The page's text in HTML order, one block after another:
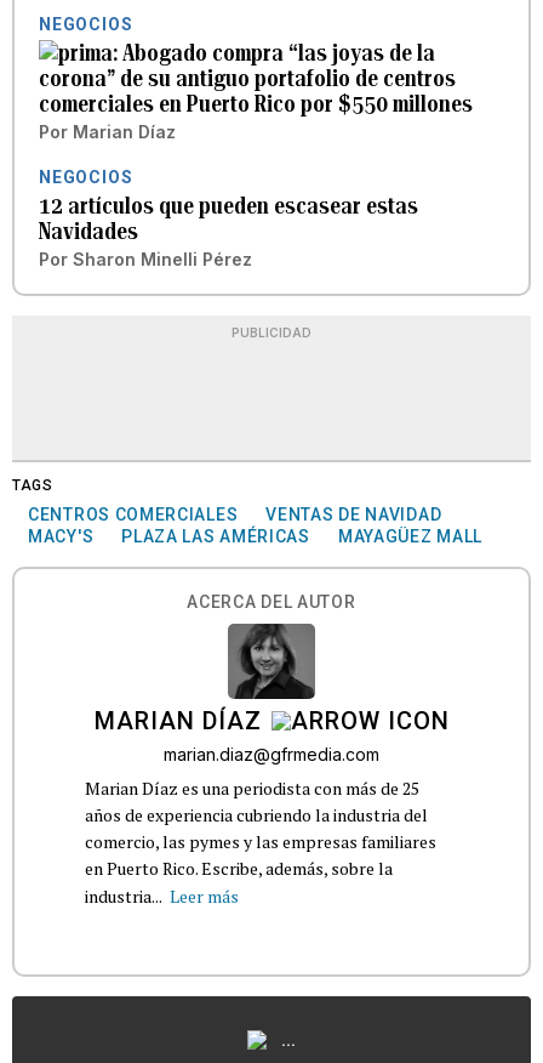
NEGOCIOS
Abogado compra “las joyas de la
corona” de su antiguo portafolio de centros
comerciales en Puerto Rico por $550 millones
Por Marian Díaz
NEGOCIOS
12 artículos que pueden escasear estas
Navidades
Por Sharon Minelli Pérez
PUBLICIDAD
TAGS
CENTROS COMERCIALES
VENTAS DE NAVIDAD
MACY'S
PLAZA LAS AMÉRICAS MAYAGÜEZ MALL
ACERCA DEL AUTOR
MARIAN DÍAZ
marian.diaz@gfrmedia.com
Marian Díaz es una periodista con más de 25
años de experiencia cubriendo la industria del
comercio, las pymes y las empresas familiares
en Puerto Rico. Escribe, además, sobre la
industria... Leer más
...